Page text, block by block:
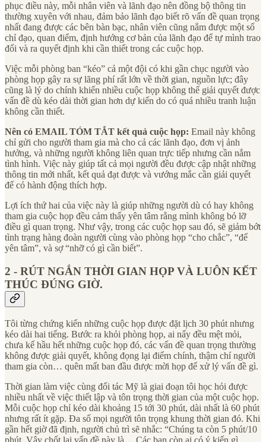
phục điều này, mỗi nhân viên và lãnh đạo nên đồng bộ thông tin
thường xuyên với nhau, đảm bảo lãnh đạo biết rõ vấn đề quan trọng
nhất đang được các bên bàn bạc, nhân viên cũng nắm được một số
chỉ đạo, quan điểm, định hướng cơ bản của lãnh đạo để tự mình trao
đổi và ra quyết định khi cần thiết trong các cuộc họp.
Việc mỗi phòng ban “kéo” cả một đội có khi gần chục người vào
phòng họp gây ra sự lãng phí rất lớn về thời gian, nguồn lực; đây
cũng là lý do chính khiến nhiều cuộc họp không thể giải quyết được
vấn đề dù kéo dài thời gian hơn dự kiến do có quá nhiều tranh luận
không cần thiết.
Nên có EMAIL TÓM TẮT kết quả cuộc họp: Email này không
chỉ gửi cho người tham gia mà cho cả các lãnh đạo, đơn vị ảnh
hưởng, và những người không liên quan trực tiếp nhưng cần nắm
tình hình. Việc này giúp tất cả mọi người đều được cập nhật những
thông tin mới nhất, kết quả đạt được và vướng mắc cần giải quyết
để có hành động thích hợp.
Lợi ích thứ hai của việc này là giúp những người dù có hay không
tham gia cuộc họp đều cảm thấy yên tâm rằng mình không bỏ lỡ
điều gì quan trọng. Như vậy, trong các cuộc họp sau đó, sẽ giảm bớt
tình trạng hàng đoàn người cùng vào phòng họp “cho chắc”, “để
yên tâm”, và sợ “nhỡ có gì cần biết”.
2 - RÚT NGẮN THỜI GIAN HỌP VÀ LUÔN KẾT
THÚC ĐÚNG GIỜ.
Tôi từng chứng kiến những cuộc họp được đặt lịch 30 phút nhưng
kéo dài hai tiếng. Bước ra khỏi phòng họp, ai nấy đều mệt mỏi,
chưa kể hầu hết những cuộc họp đó, các vấn đề quan trọng thường
không được giải quyết, không đọng lại điểm chính, thậm chí người
tham gia còn… quên mất ban đầu được mời họp để xử lý vấn đề gì.
Thời gian làm việc cùng đối tác Mỹ là giai đoạn tôi học hỏi được
nhiều nhất về việc thiết lập và tôn trọng thời gian của một cuộc họp.
Mỗi cuộc họp chỉ kéo dài khoảng 15 tới 30 phút, dài nhất là 60 phút
nhưng rất ít gặp. Đa số mọi người tôn trọng khung thời gian đó. Khi
gần hết giờ đã định, người chủ trì sẽ nhắc: “Chúng ta còn 5 phút/10
phút. Vậy chốt lại vấn đề này là… Các bạn còn ai có ý kiến gì